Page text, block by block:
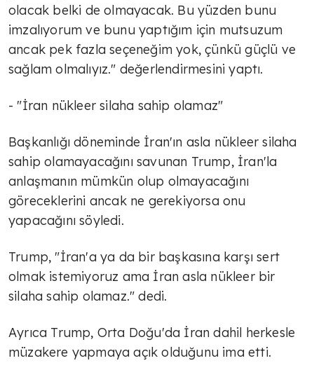
olacak belki de olmayacak. Bu yüzden bunu
imzalıyorum ve bunu yaptığım için mutsuzum
ancak pek fazla seçeneğim yok, çünkü güçlü ve
sağlam olmalıyız." değerlendirmesini yaptı.
- "İran nükleer silaha sahip olamaz"
Başkanlığı döneminde İran'ın asla nükleer silaha
sahip olamayacağını savunan Trump, İran'la
anlaşmanın mümkün olup olmayacağını
göreceklerini ancak ne gerekiyorsa onu
yapacağını söyledi.
Trump, "İran'a ya da bir başkasına karşı sert
olmak istemiyoruz ama İran asla nükleer bir
silaha sahip olamaz." dedi.
Ayrıca Trump, Orta Doğu'da İran dahil herkesle
müzakere yapmaya açık olduğunu ima etti.